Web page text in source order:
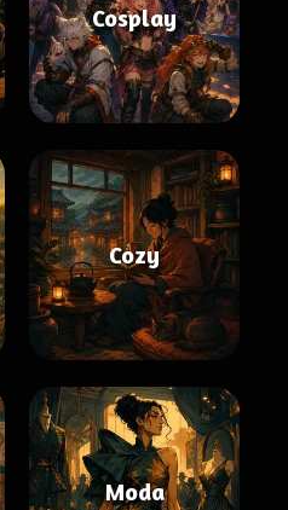
Cosplay
Cozy
Moda